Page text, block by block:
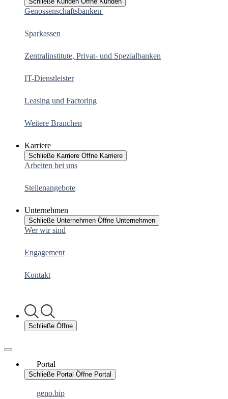
Genossenschaftsbanken
Sparkassen
Zentralinstitute, Privat- und Spezialbanken
IT-Dienstleister
Leasing und Factoring
Weitere Branchen
Karriere
Schließe Karriere Öffne Karriere
Arbeiten bei uns
Stellenangebote
Unternehmen
Schließe Unternehmen Öffne Unternehmen
Wer wir sind
Engagement
Kontakt
Schließe Öffne
Portal
Schließe Portal Öffne Portal
geno.bip